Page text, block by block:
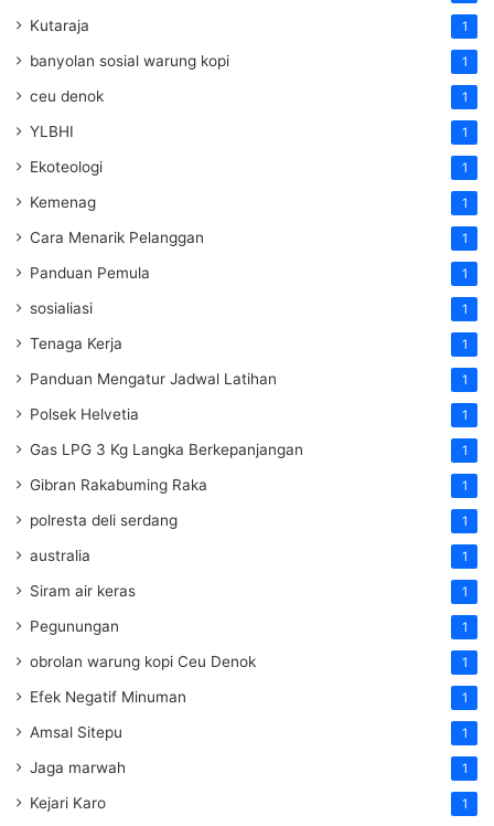
Kutaraja 1
banyolan sosial warung kopi 1
ceu denok 1
YLBHI 1
Ekoteologi 1
Kemenag 1
Cara Menarik Pelanggan 1
Panduan Pemula 1
sosialiasi 1
Tenaga Kerja 1
Panduan Mengatur Jadwal Latihan 1
Polsek Helvetia 1
Gas LPG 3 Kg Langka Berkepanjangan 1
Gibran Rakabuming Raka 1
polresta deli serdang 1
australia 1
Siram air keras 1
Pegunungan 1
obrolan warung kopi Ceu Denok 1
Efek Negatif Minuman 1
Amsal Sitepu 1
Jaga marwah 1
Kejari Karo 1